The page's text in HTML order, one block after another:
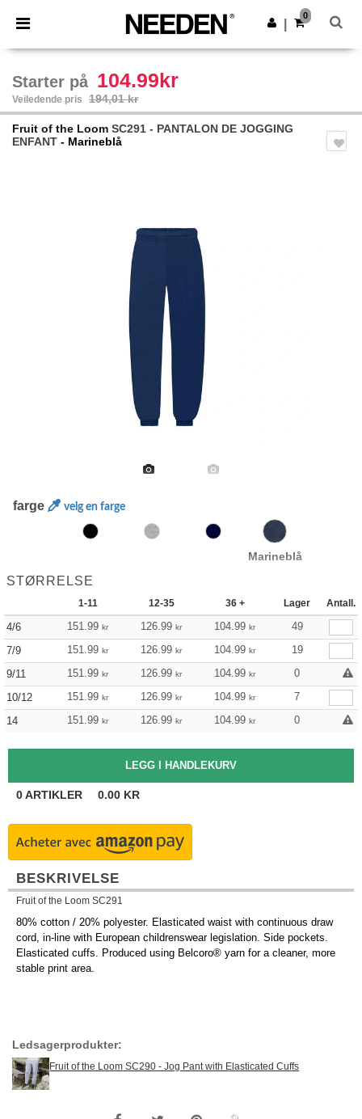
× Needen-app
Bedre priser i appen!
Last ned app
0
Starter på 104.99kr
Veiledende pris 194,01 kr
Fruit of the Loom SC291 - PANTALON DE JOGGING
ENFANT - Marineblå
farge velg en farge
Marineblå
STØRRELSE
1-11 12-35 36 + Lager Antall.
4/6 151.99 kr 126.99 kr 104.99 kr
49
7/9
151.99 kr 126.99 kr 104.99 kr
19
9/11
151.99 kr 126.99 kr 104.99 kr
0
10/12
151.99 kr 126.99 kr 104.99 kr
7
14
151.99 kr 126.99 kr 104.99 kr 0
0ARTIKLER 0.00 KR
BESKRIVELSE
Fruit of the Loom SC291
80% cotton / 20% polyester. Elasticated waist with continuous draw
cord, in-line with European childrenswear legislation. Side pockets.
Elasticated cuffs. Produced using Belcoro® yarn for a cleaner, more
stable print area.
Ledsagerprodukter:
Fruit of the Loom SC290 - Jog Pant with Elasticated Cuffs